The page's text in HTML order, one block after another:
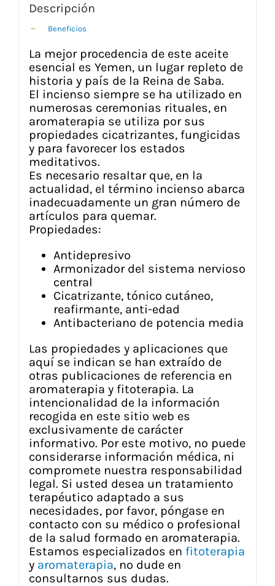
Descripción
Beneficios
La mejor procedencia de este aceite
esencial es Yemen, un lugar repleto de
historia y país de la Reina de Saba.
El incienso siempre se ha utilizado en
numerosas ceremonias rituales, en
aromaterapia se utiliza por sus
propiedades cicatrizantes, fungicidas
y para favorecer los estados
meditativos.
Es necesario resaltar que, en la
actualidad, el término incienso abarca
inadecuadamente un gran número de
artículos para quemar.
Propiedades:
Antidepresivo
Armonizador del sistema nervioso
central
Cicatrizante, tónico cutáneo,
reafirmante, anti-edad
Antibacteriano de potencia media
Las propiedades y aplicaciones que
aquí se indican se han extraído de
otras publicaciones de referencia en
aromaterapia y fitoterapia. La
intencionalidad de la información
recogida en este sitio web es
exclusivamente de carácter
informativo. Por este motivo, no puede
considerarse información médica, ni
compromete nuestra responsabilidad
legal. Si usted desea un tratamiento
terapéutico adaptado a sus
necesidades, por favor, póngase en
contacto con su médico o profesional
de la salud formado en aromaterapia.
Estamos especializados en fitoterapia
y aromaterapia, no dude en
consultarnos sus dudas.